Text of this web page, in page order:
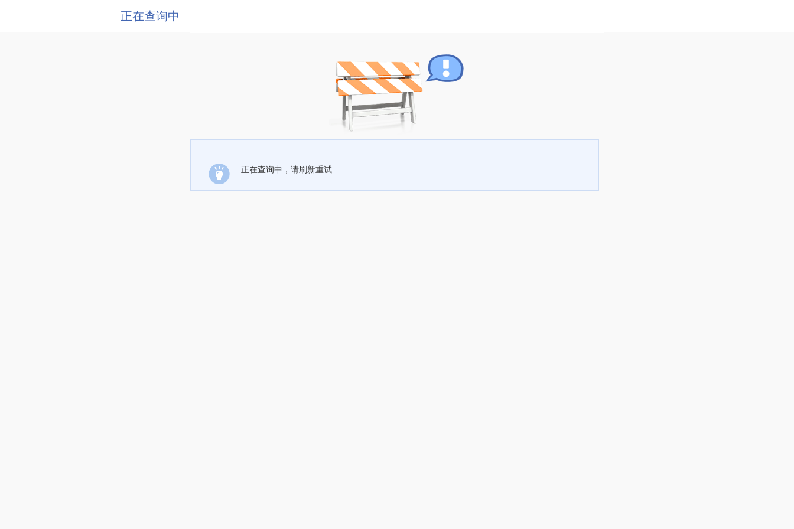
正在查询中
正在查询中，请刷新重试